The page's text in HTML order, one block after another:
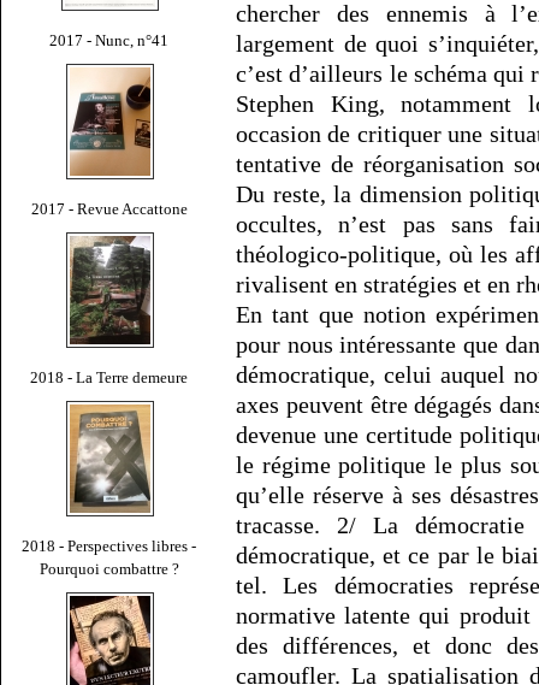
2017 - Nunc, n°41
2017 - Revue Accattone
2018 - La Terre demeure
2018 - Perspectives libres -
Pourquoi combattre ?
chercher des ennemis à
largement de quoi
c’est d’ailleurs le schéma
Stephen King,
occasion de critiquer une
tentative de réorganisation
Du reste, la dimension
occultes, n’est pas sans
théologico-politique, où les
rivalisent en stratégies et en
En tant que notion
pour nous intéressante que
démocratique, celui auquel
axes peuvent être dégagés
devenue une certitude
le régime politique le plus
qu’elle réserve à ses
tracasse. 2/ La
démocratique, et ce par le
tel. Les démocraties
normative latente qui produit
des différences, et donc
camoufler. La spatialisation